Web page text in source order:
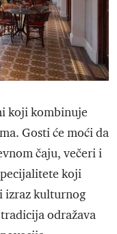
koji kombinuje
Gosti će moći da
čaju, večeri i
koji
izraz kulturnog
odražava